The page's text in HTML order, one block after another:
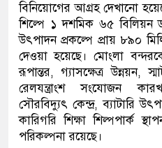
বিনিয়োগের আগ্রহ দেখানো
শিল্পে ১ দশমিক ৬৫ বিলিয়ন
উৎপাদন প্রকল্পে প্রায় ৮৯০
দেওয়া হয়েছে। মোংলা
রূপান্তর, গ্যাসক্ষেত্র উন্নয়ন,
রেলযন্ত্রাংশ সংযোজন
সৌরবিদ্যুৎ কেন্দ্র, ব্যাটারি
কারিগরি শিক্ষা শিল্পপার্ক
পরিকল্পনা রয়েছে।